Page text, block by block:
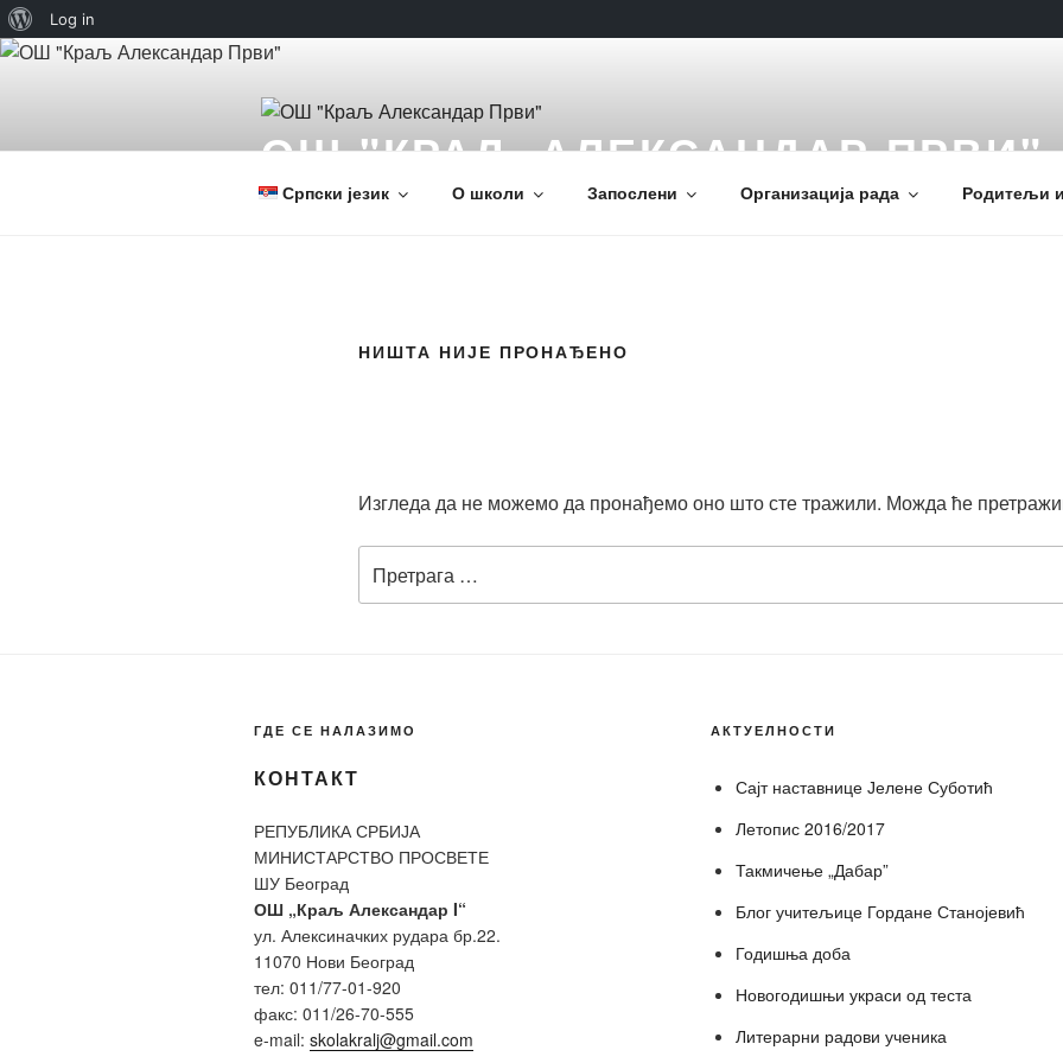
Скочи
ОШ "КРАЉ АЛЕКСАНДАР ПРВИ"
Српски језик О школи Запослени Организација рада Родитељи
НИШТА НИЈЕ ПРОНАЂЕНО
Изгледа да не можемо да пронађемо оно што сте тражили. Можда ће
за:
ГДЕ СЕ НАЛАЗИМО
КОНТАКТ
РЕПУБЛИКА СРБИЈА
МИНИСТАРСТВО ПРОСВЕТЕ
ШУ Београд
ОШ „Краљ Александар I“
ул. Алексиначких рудара бр.22.
11070 Нови Београд
тел: 011/77-01-920
факс: 011/26-70-555
e-mail: skolakralj@gmail.com
АКТУЕЛНОСТИ
Сајт наставнице Јелене Суботић
Летопис 2016/2017
Такмичење „Дабар”
Блог учитељице Гордане Станојевић
Годишња доба
Новогодишњи украси од теста
Литерарни радови ученика
Вордпресу
Log in